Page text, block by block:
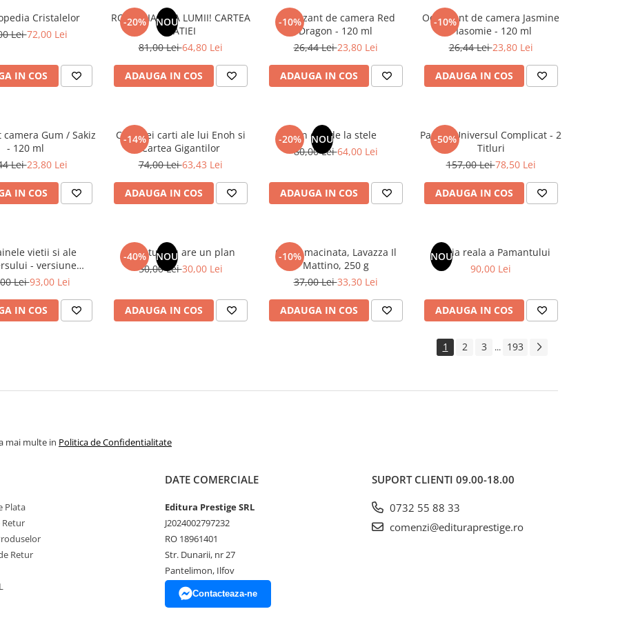
Cristalelor
Lei72,00 Lei
IN COS
-20% NOU
ROMANIA, AXA LUMII! CARTEA
NATIEI
81,00 Lei64,80 Lei
ADAUGA IN COS
-10%
Odorizant de camera Red
Dragon - 120 ml
26,44 Lei23,80 Lei
ADAUGA IN COS
-10%
Odorizant de camera Jasmine
/ Iasomie - 120 ml
26,44 Lei23,80 Lei
ADAUGA IN COS
Gum / Sakiz
- 120 ml
Lei23,80 Lei
IN COS
-14%
Cele trei carti ale lui Enoh si
Cartea Gigantilor
74,00 Lei63,43 Lei
ADAUGA IN COS
-20% NOU
Un dar de la stele
80,00 Lei64,00 Lei
ADAUGA IN COS
-50%
Pachet Universul Complicat - 2
Titluri
157,00 Lei78,50 Lei
ADAUGA IN COS
vietii si ale
- versiune
1939. Volumele I-
Lei93,00 Lei
IN COS
-40% NOU
Sufletul tau are un plan
50,00 Lei30,00 Lei
ADAUGA IN COS
-10%
Cafea macinata, Lavazza Il
Mattino, 250 g
37,00 Lei33,30 Lei
ADAUGA IN COS
NOU
Istoria reala a Pamantului
90,00 Lei
ADAUGA IN COS
1 2 3 ... 193
mai multe in Politica de Confidentialitate
Plata
Retur
Retur
DATE COMERCIALE
Editura Prestige SRL
J2024002797232
RO 18961401
Str. Dunarii, nr 27
Pantelimon, Ilfov
Contacteaza-ne
SUPORT CLIENTI 09.00-18.00
0732 55 88 33
comenzi@edituraprestige.ro